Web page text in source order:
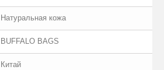
Натуральная кожа
BUFFALO BAGS
Китай